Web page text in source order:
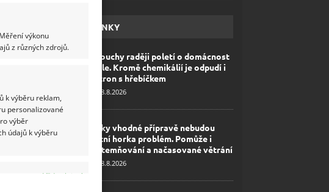
výkonu
z různých zdrojů.
k výběru reklam,
personalizované
výběr
údajů k výběru
Vždy aktivní
ŽHAVÉ NOVINKY
Mouchy raději poletí o domácnost
dále. Kromě chemikálií je odpudí i
citron s hřebíčkem
8.8.2026
Díky vhodné přípravě nebudou
letní horka problém. Pomůže i
zatemňování a načasované větrání
8.8.2026